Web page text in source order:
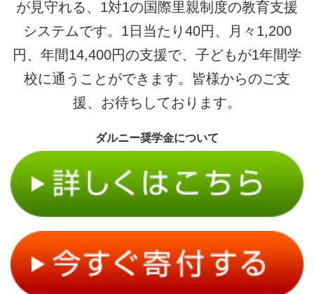
が見守れる、1対1の国際里親制度の教育支援
システムです。1日当たり40円、月々1,200
円、年間14,400円の支援で、子どもが1年間学
校に通うことができます。皆様からのご支
援、お待ちしております。
ダルニー奨学金について